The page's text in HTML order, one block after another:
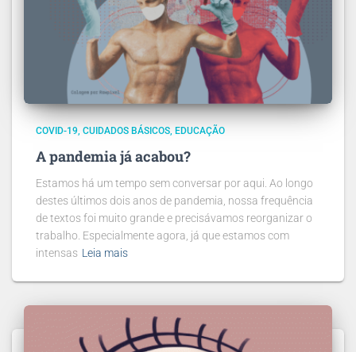
COVID-19 CUIDADOS BÁSICOS EDUCAÇÃO
A pandemia já acabou?
Estamos há um tempo sem conversar por aqui. Ao longo
destes últimos dois anos de pandemia, nossa frequência
de textos foi muito grande e precisávamos reorganizar o
trabalho. Especialmente agora, já que estamos com
intensas Leia mais